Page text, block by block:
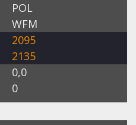
POL
WFM
2095
2135
0,0
0